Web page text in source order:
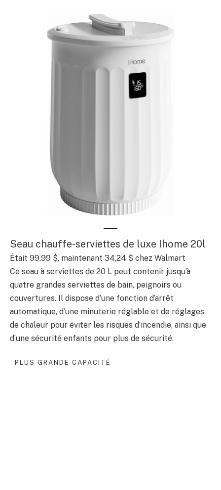
Seau chauffe-serviettes de luxe Ihome 20l
Était 99,99 $, maintenant 34,24 $ chez Walmart
Ce seau à serviettes de 20 L peut contenir jusqu’à
quatre grandes serviettes de bain, peignoirs ou
couvertures. Il dispose d’une fonction d’arrêt
automatique, d’une minuterie réglable et de réglages
de chaleur pour éviter les risques d’incendie, ainsi que
d’une sécurité enfants pour plus de sécurité.
PLUS GRANDE CAPACITÉ